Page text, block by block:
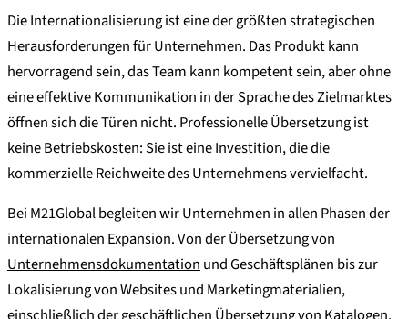
Die Internationalisierung ist eine der größten strategischen
Herausforderungen für Unternehmen. Das Produkt kann
hervorragend sein, das Team kann kompetent sein, aber ohne
eine effektive Kommunikation in der Sprache des Zielmarktes
öffnen sich die Türen nicht. Professionelle Übersetzung ist
keine Betriebskosten: Sie ist eine Investition, die die
kommerzielle Reichweite des Unternehmens vervielfacht.
Bei M21Global begleiten wir Unternehmen in allen Phasen der
internationalen Expansion. Von der Übersetzung von
Unternehmensdokumentationund Geschäftsplänen bis zur
Lokalisierung von Websites und Marketingmaterialien,